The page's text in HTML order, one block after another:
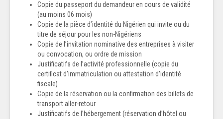
Copie du passeport du demandeur en cours de validité
(au moins 06 mois)
Copie de la pièce d’identité du Nigérien qui invite ou du
titre de séjour pour les non-Nigériens
Copie de l’invitation nominative des entreprises à visiter
ou convocation, ou ordre de mission
Justificatifs de l’activité professionnelle (copie du
certificat d’immatriculation ou attestation d’identité
fiscale)
Copie de la réservation ou la confirmation des billets de
transport aller-retour
Justificatifs de l’hébergement (réservation d’hôtel ou